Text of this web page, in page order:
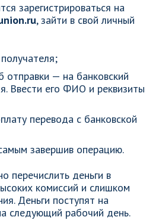
зарегистрироваться на
, зайти в свой личный
отправки — на банковский
Ввести его ФИО и реквизиты
перевода с банковской
завершив операцию.
перечислить деньги в
комиссий и слишком
Деньги поступят на
следующий рабочий день.